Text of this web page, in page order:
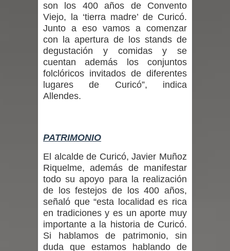
denuncias por viviendas sociales en
Talca
Diputado Jorge Guzmán rechaza
proyecto de interconexión eléctrica
incentivos a usuarios de PRODESAL
de la provincia de Linares
Municipalidad de Curicó apuesta a la
innovación en tecnología educativa
son los 400 años de Convento
Viejo, la ‘tierra madre’ de Curicó.
Junto a eso vamos a comenzar
con la apertura de los stands de
degustación y comidas y se
cuentan además los conjuntos
folclóricos invitados de diferentes
lugares de Curicó”, indica
Allendes.
PATRIMONIO
El alcalde de Curicó, Javier Muñoz
Riquelme, además de manifestar
todo su apoyo para la realización
de los festejos de los 400 años,
señaló que “esta localidad es rica
en tradiciones y es un aporte muy
importante a la historia de Curicó.
Si hablamos de patrimonio, sin
duda que estamos hablando de